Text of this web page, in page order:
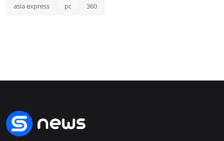
asia express pc 360